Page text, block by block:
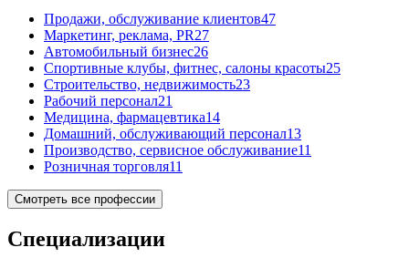
Продажи, обслуживание клиентов47
Маркетинг, реклама, PR27
Автомобильный бизнес26
Спортивные клубы, фитнес, салоны красоты25
Строительство, недвижимость23
Рабочий персонал21
Медицина, фармацевтика14
Домашний, обслуживающий персонал13
Производство, сервисное обслуживание11
Розничная торговля11
Смотреть все профессии
Специализации